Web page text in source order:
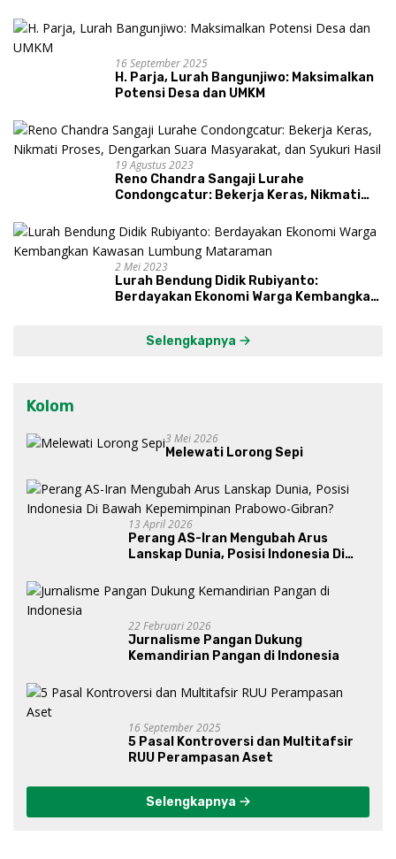
16 September 2025
H. Parja, Lurah Bangunjiwo: Maksimalkan
Potensi Desa dan UMKM
19 Agustus 2023
Reno Chandra Sangaji Lurahe
Condongcatur: Bekerja Keras, Nikmati
dan Syukuri Hasil
2 Mei 2023
Lurah Bendung Didik Rubiyanto:
Berdayakan Ekonomi Warga Kembangkan
Selengkapnya
Kolom
3 Mei 2026
Melewati Lorong Sepi
13 April 2026
Perang AS-Iran Mengubah Arus
Lanskap Dunia, Posisi Indonesia Di
Gibran?
22 Februari 2026
Jurnalisme Pangan Dukung
Kemandirian Pangan di Indonesia
16 September 2025
5 Pasal Kontroversi dan Multitafsir
RUU Perampasan Aset
Selengkapnya